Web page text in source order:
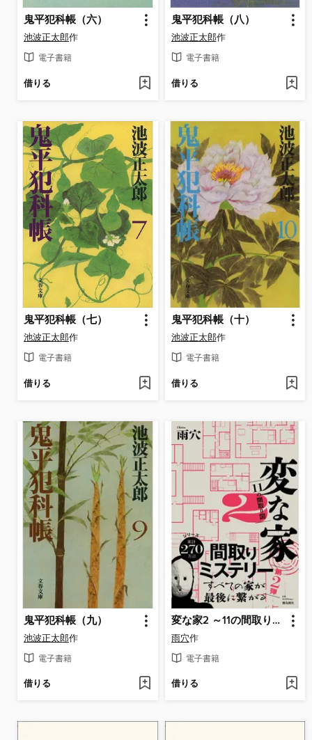
鬼平犯科帳（六）
池波正太郎作
電子書籍
借りる
鬼平犯科帳（八）
池波正太郎作
電子書籍
借りる
鬼平犯科帳（七）
池波正太郎作
電子書籍
借りる
鬼平犯科帳（十）
池波正太郎作
電子書籍
借りる
鬼平犯科帳（九）
池波正太郎作
電子書籍
借りる
変な家2 ～11の間取り図～
雨穴作
電子書籍
借りる